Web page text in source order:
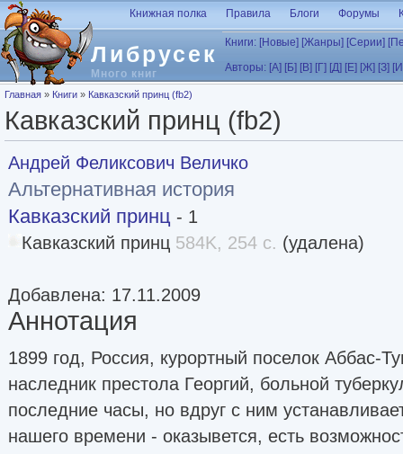
Перейти к основному содержанию
Либрусек
Много книг
Книжная полка Правила Блоги Форумы
Книги: [Новые] [Жанры] [Серии]
Авторы: [А] [Б] [В] [Г] [Д] [Е] [Ж] [З]
Вы здесь
Главная » Книги » Кавказский принц (fb2)
Кавказский принц (fb2)
Андрей Феликсович Величко
Альтернативная история
Кавказский принц - 1
Кавказский принц 584K, 254 с. (удалена)
Добавлена: 17.11.2009
Аннотация
1899 год, Россия, курортный поселок Аббас-
наследник престола Георгий, больной
последние часы, но вдруг с ним
нашего времени - оказывется, есть